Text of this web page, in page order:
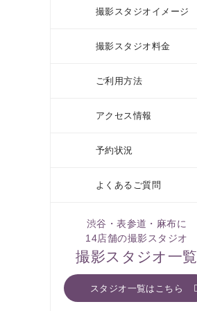
撮影スタジオイメージ
撮影スタジオ料金
ご利用方法
アクセス情報
予約状況
よくあるご質問
渋谷・表参道・麻布に
14店舗の撮影スタジオ
撮影スタジオ一覧
スタジオ一覧はこちら